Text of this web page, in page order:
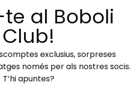
te al Boboli
Club!
exclusius, sorpreses
només per als nostres socis.
T’hi apuntes?